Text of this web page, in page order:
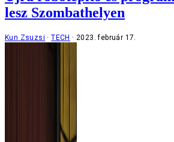
lesz Szombathelyen
Kun Zsuzsi TECH 2023. február 17.